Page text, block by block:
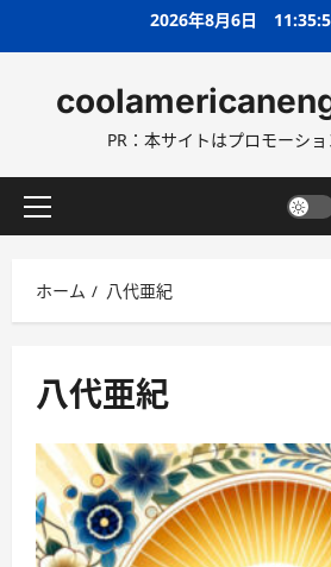
ス
ッ
2026年8月6日
PR：本サイトはプロモーシ
メ
メ
ニ
ー
ホーム 八代亜紀
八代亜紀